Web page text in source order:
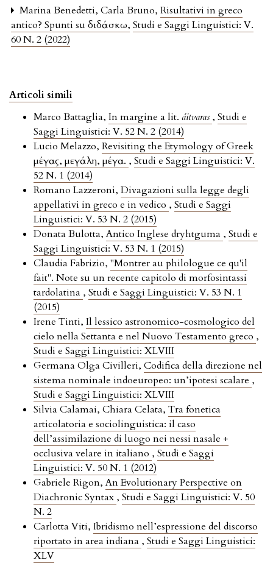
Marina Benedetti, Carla Bruno, Risultativi in greco
antico? Spunti su διδάσκω, Studi e Saggi Linguistici: V.
60 N. 2 (2022)
Articoli simili
Marco Battaglia, In margine a lit. áitvaras , Studi e
Saggi Linguistici: V. 52 N. 2 (2014)
Lucio Melazzo, Revisiting the Etymology of Greek
μέγας, μεγάλη, μέγα. , Studi e Saggi Linguistici: V.
52 N. 1 (2014)
Romano Lazzeroni, Divagazioni sulla legge degli
appellativi in greco e in vedico , Studi e Saggi
Linguistici: V. 53 N. 2 (2015)
Donata Bulotta,Antico Inglese dryhtguma , Studi e
Saggi Linguistici: V. 53 N. 1 (2015)
Claudia Fabrizio, "Montrer au philologue ce qu'il
fait". Note su un recente capitolo di morfosintassi
tardolatina , Studi e Saggi Linguistici: V. 53 N. 1
(2015)
Irene Tinti, Il lessico astronomico-cosmologico del
cielo nella Settanta e nel Nuovo Testamento greco ,
Studi e Saggi Linguistici: XLVIII
Germana Olga Civilleri, Codifica della direzione nel
sistema nominale indoeuropeo: un’ipotesi scalare ,
Studi e Saggi Linguistici: XLVIII
Silvia Calamai, Chiara Celata, Tra fonetica
articolatoria e sociolinguistica: il caso
dell’assimilazione di luogo nei nessi nasale +
occlusiva velare in italiano , Studi e Saggi
Linguistici: V. 50 N. 1 (2012)
Gabriele Rigon,An Evolutionary Perspective on
Diachronic Syntax , Studi e Saggi Linguistici: V. 50
N. 2
Carlotta Viti, Ibridismo nell’espressione del discorso
riportato in area indiana , Studi e Saggi Linguistici:
XLV